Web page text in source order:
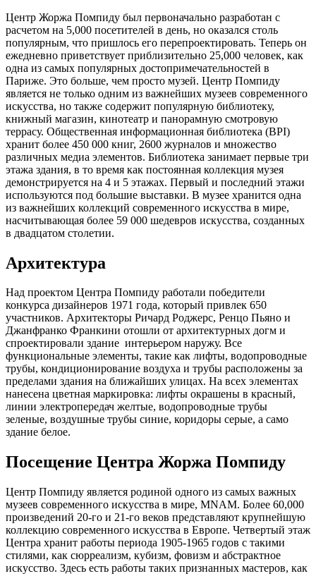
Центр Жоржа Помпиду был первоначально разработан с
расчетом на 5,000 посетителей в день, но оказался столь
популярным, что пришлось его перепроектировать. Теперь он
ежедневно приветствует приблизительно 25,000 человек, как
одна из самых популярных достопримечательностей в
Париже. Это больше, чем просто музей. Центр Помпиду
является не только одним из важнейших музеев современного
искусства, но также содержит популярную библиотеку,
книжный магазин, кинотеатр и панорамную смотровую
террасу. Общественная информационная библиотека (BPI)
хранит более 450 000 книг, 2600 журналов и множество
различных медиа элементов. Библиотека занимает первые три
этажа здания, в то время как постоянная коллекция музея
демонстрируется на 4 и 5 этажах. Первый и последний этажи
используются под большие выставки. В музее хранится одна
из важнейших коллекций современного искусства в мире,
насчитывающая более 59 000 шедевров искусства, созданных
в двадцатом столетии.
Архитектура
Над проектом Центра Помпиду работали победители
конкурса дизайнеров 1971 года, который привлек 650
участников. Архитекторы Ричард Роджерс, Ренцо Пьяно и
Джанфранко Франкини отошли от архитектурных догм и
спроектировали здание интерьером наружу. Все
функциональные элементы, такие как лифты, водопроводные
трубы, кондиционирование воздуха и трубы расположены за
пределами здания на ближайших улицах. На всех элементах
нанесена цветная маркировка: лифты окрашены в красный,
линии электропередач желтые, водопроводные трубы
зеленые, воздушные трубы синие, коридоры серые, а само
здание белое.
Посещение Центра Жоржа Помпиду
Центр Помпиду является родиной одного из самых важных
музеев современного искусства в мире, MNAM. Более 60,000
произведений 20-го и 21-го веков представляют крупнейшую
коллекцию современного искусства в Европе. Четвертый этаж
Центра хранит работы периода 1905-1965 годов с такими
стилями, как сюрреализм, кубизм, фовизм и абстрактное
искусство. Здесь есть работы таких признанных мастеров, как